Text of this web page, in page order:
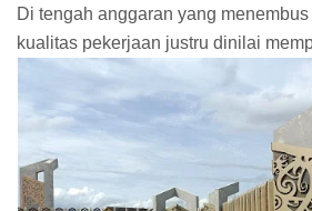
Di tengah anggaran yang
kualitas pekerjaan justru dinilai